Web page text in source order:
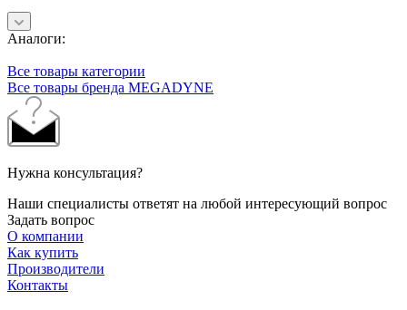
Аналоги:
Все товары категории
Все товары бренда MEGADYNE
Нужна консультация?
Наши специалисты ответят на любой интересующий вопрос
Задать вопрос
О компании
Как купить
Производители
Контакты